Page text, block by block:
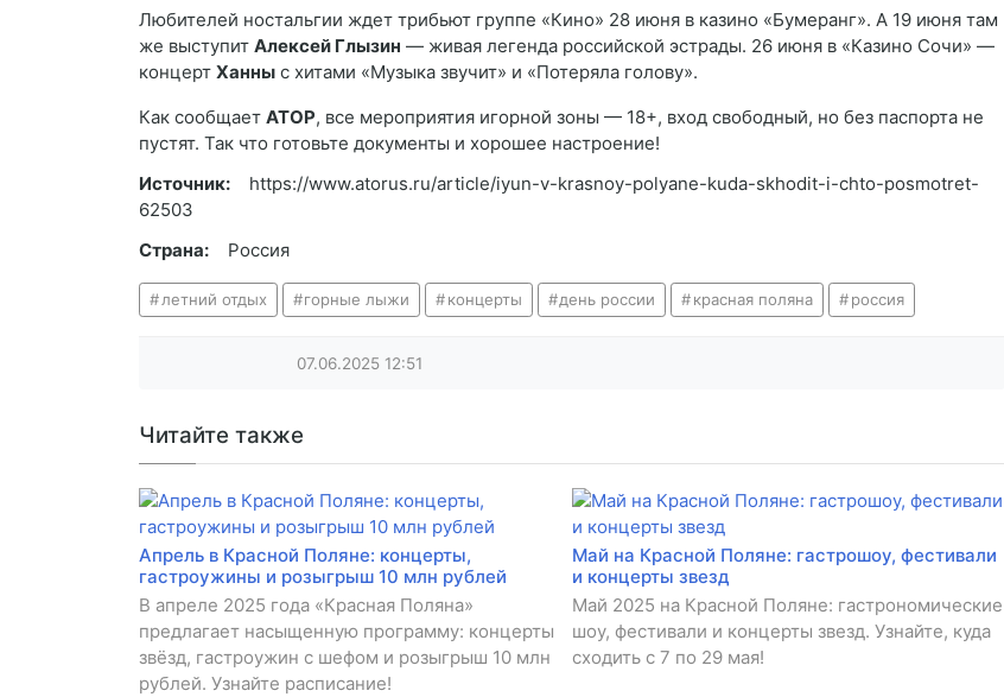
Любителей ностальгии ждет трибьют группе «Кино» 28 июня в казино «Бумеранг». А 19 июня там
же выступит Алексей Глызин — живая легенда российской эстрады. 26 июня в «Казино Сочи» —
концерт Ханны с хитами «Музыка звучит» и «Потеряла голову».
Как сообщает АТОР, все мероприятия игорной зоны — 18+, вход свободный, но без паспорта не
пустят. Так что готовьте документы и хорошее настроение!
Источник:
https://www.atorus.ru/article/iyun-v-krasnoy-polyane-kuda-skhodit-i-chto-posmotret-
62503
Страна:
Россия
летний отдых горные лыжи концерты день россии красная поляна россия
07.06.2025 12:51
Читайте также
Апрель в Красной Поляне: концерты,
гастроужины и розыгрыш 10 млн рублей
В апреле 2025 года «Красная Поляна»
предлагает насыщенную программу: концерты
звёзд, гастроужин с шефом и розыгрыш 10 млн
рублей. Узнайте расписание!
Май на Красной Поляне: гастрошоу, фестивали
и концерты звезд
Май 2025 на Красной Поляне: гастрономические
шоу, фестивали и концерты звезд. Узнайте, куда
сходить с 7 по 29 мая!